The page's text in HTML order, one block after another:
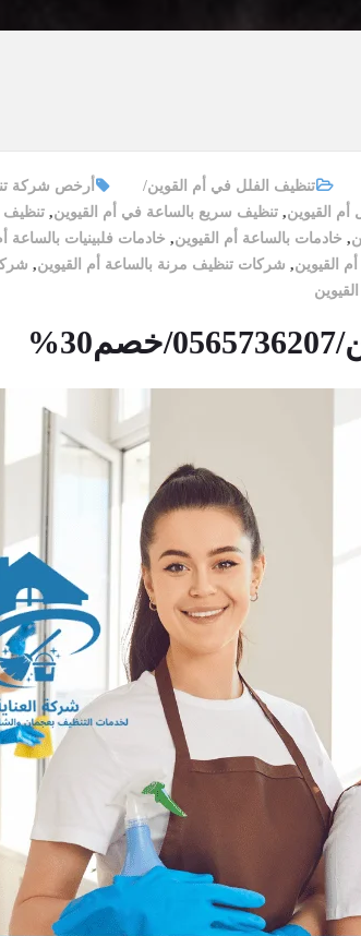
تنظيف الفلل في أم القوين أرخص شركة
أم القيوين, تنظيف سريع بالساعة في أم القيوين, تنظيف
, خادمات بالساعة أم القيوين, خادمات فلبينيات بالساعة
القيوين, شركات تنظيف مرنة بالساعة أم القيوين,